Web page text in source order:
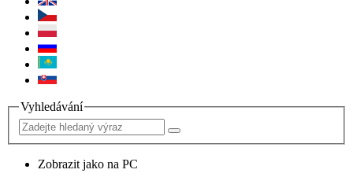
Vyhledávání
Zobrazit jako na PC